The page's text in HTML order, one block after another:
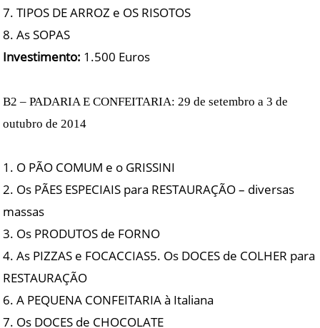
7. TIPOS DE ARROZ e OS RISOTOS
8. As SOPAS
Investimento: 1.500 Euros
B2 – PADARIA E CONFEITARIA: 29 de setembro a 3 de
outubro de 2014
1. O PÃO COMUM e o GRISSINI
2. Os PÃES ESPECIAIS para RESTAURAÇÃO – diversas
massas
3. Os PRODUTOS de FORNO
4. As PIZZAS e FOCACCIAS5. Os DOCES de COLHER para
RESTAURAÇÃO
6. A PEQUENA CONFEITARIA à Italiana
7. Os DOCES de CHOCOLATE